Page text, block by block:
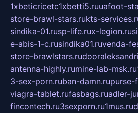
1xbeticricetc1xbetti5.ruuafoot-
store-brawl-stars.rukts-
sindika-01.rusp-life.rux-legion.ru
e-abis-1-c.rusindika01.ruvenda-
store-brawlstars.ru
antenna-highly.rumine-lab-msk.ru
3-sex-porn.ruban-damn.rupurse-
viagra-tablet.rufasbags.ruadler-
fincontech.ru3sexporn.ru1mus.ru